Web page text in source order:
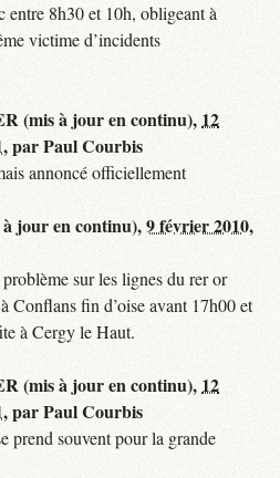
8h30 et 10h, obligeant à
victime d’incidents
(mis à jour en continu), 12
,parPaul Courbis
annoncé officiellement
jour en continu),9 février 2010,
sur les lignes du rer or
Conflans fin d’oise avant 17h00 et
à Cergy le Haut.
(mis à jour en continu), 12
,parPaul Courbis
prend souvent pour la grande